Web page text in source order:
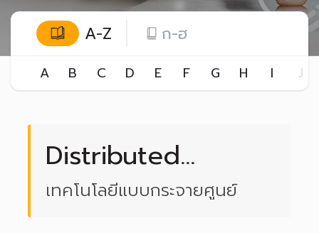
A-Z ก-ฮ
A B C D E F G H I J
Distributed
Ledger
Technology (DLT)
เทคโนโลยีแบบกระจายศูนย์